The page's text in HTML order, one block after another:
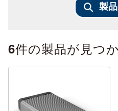
製
6件の製品が見つ